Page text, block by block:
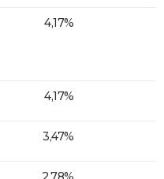
4,17%
4,17%
3,47%